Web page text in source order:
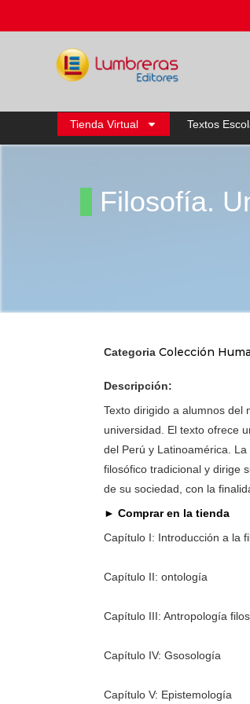
Tienda Virtual Textos
Filosofía.
Categoria Colección
Descripción:
Texto dirigido a alumnos del
universidad. El texto ofrece
del Perú y Latinoamérica.
filosófico tradicional y dirige
de su sociedad, con la
► Comprar en la tienda
Capítulo I: Introducción a la
Capítulo II: ontología
Capítulo III: Antropología
Capítulo IV: Gsosología
Capítulo V: Epistemología